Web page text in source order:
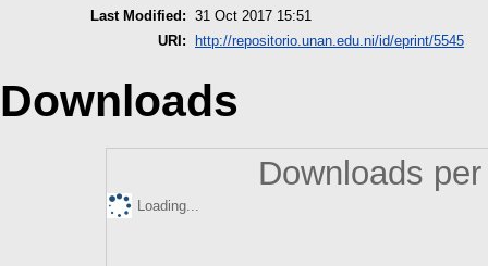
Last Modified: 31 Oct 2017 15:51
URI:
http://repositorio.unan.edu.ni/id/eprint/5545
Downloads
Downloads
Loading...